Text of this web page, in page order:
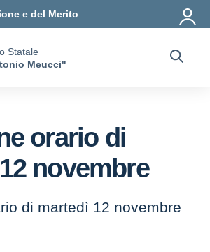
e del Merito
Statale
Meucci"
orario di
novembre
di martedì 12 novembre